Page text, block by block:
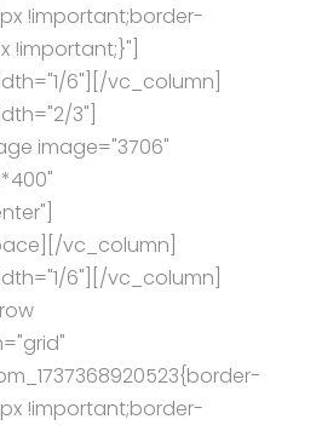
!important;border-
!important;}"]
6"][/vc_column]
3"]
image="3706"
vc_column]
6"][/vc_column]
!important;border-